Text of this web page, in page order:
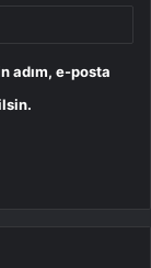
adım, e-posta